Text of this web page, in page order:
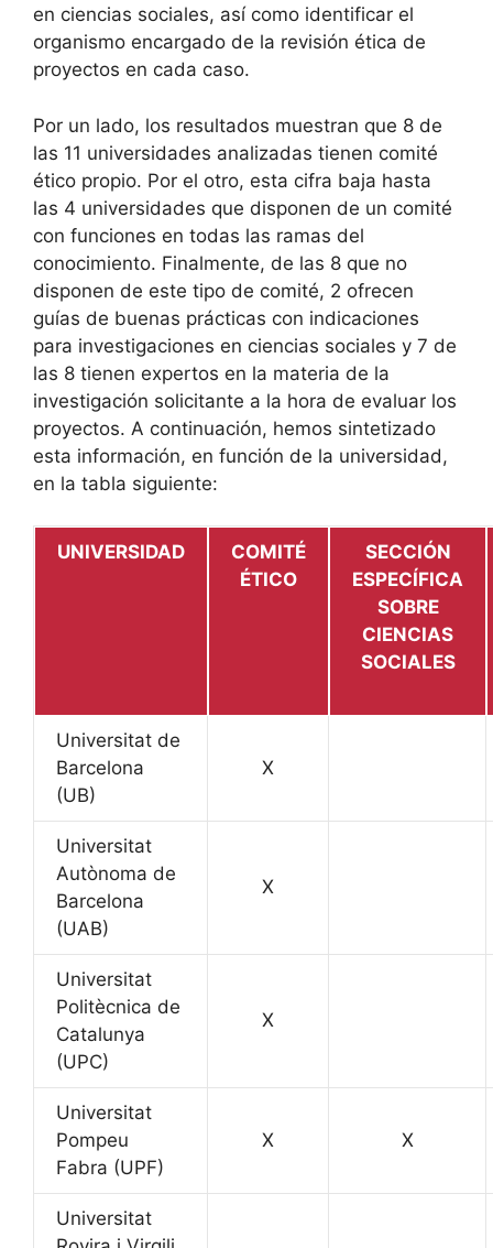
en ciencias sociales, así como identificar el
organismo encargado de la revisión ética de
proyectos en cada caso.
Por un lado, los resultados muestran que 8 de
las 11 universidades analizadas tienen comité
ético propio. Por el otro, esta cifra baja hasta
las 4 universidades que disponen de un comité
con funciones en todas las ramas del
conocimiento. Finalmente, de las 8 que no
disponen de este tipo de comité, 2 ofrecen
guías de buenas prácticas con indicaciones
para investigaciones en ciencias sociales y 7 de
las 8 tienen expertos en la materia de la
investigación solicitante a la hora de evaluar los
proyectos. A continuación, hemos sintetizado
esta información, en función de la universidad,
en la tabla siguiente:
UNIVERSIDAD
COMITÉ
ÉTICO
SECCIÓN
ESPECÍFICA
SOBRE
CIENCIAS
SOCIALES
Universitat de
Barcelona
(UB)
X
Universitat
Autònoma de
Barcelona
(UAB)
X
Universitat
Politècnica de
Catalunya
(UPC)
X
Universitat
Pompeu
Fabra (UPF)
X X
Universitat